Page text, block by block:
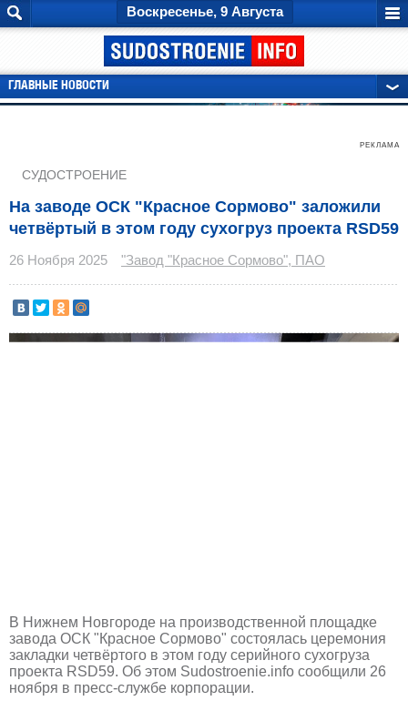
Воскресенье, 9 Августа
ГЛАВНЫЕ НОВОСТИ
РЕКЛАМА
СУДОСТРОЕНИЕ
На заводе ОСК "Красное Сормово" заложили
четвёртый в этом году сухогруз проекта RSD59
26 Ноября 2025 "Завод "Красное Сормово", ПАО
В Нижнем Новгороде на производственной площадке
завода ОСК "Красное Сормово" состоялась церемония
закладки четвёртого в этом году серийного сухогруза
проекта RSD59. Об этом Sudostroenie.info сообщили 26
ноября в пресс-службе корпорации.